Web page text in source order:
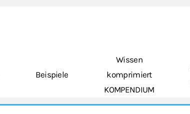
Beispiele
Wissen
komprimiert
KOMPENDIUM